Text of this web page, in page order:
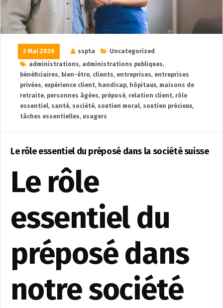
2 Mai 2026 sspta
Uncategorized
administrations, administrations publiques,
bénéficiaires, bien-être, clients, entreprises, entreprises
privées, expérience client, handicap, hôpitaux, maisons de
retraite, personnes âgées, préposé, relation client, rôle
essentiel, santé, société, soutien moral, soutien précieux,
tâches essentielles, usagers
Le rôle essentiel du préposé dans la société suisse
Le rôle
essentiel du
préposé dans
notre société